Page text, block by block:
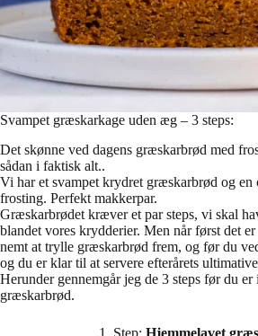
Svampet græskarkage uden æg – 3 steps:
Det skønne ved dagens græskarbrød med
sådan i faktisk alt..
Vi har et svampet krydret græskarbrød og en
frosting. Perfekt makkerpar.
Græskarbrødet kræver et par steps, vi skal
blandet vores krydderier. Men når først det
nemt at trylle græskarbrød frem, og før du
og du er klar til at servere efterårets
Herunder gennemgår jeg de 3 steps før du er
græskarbrød.
1. Step: Hjemmelavet